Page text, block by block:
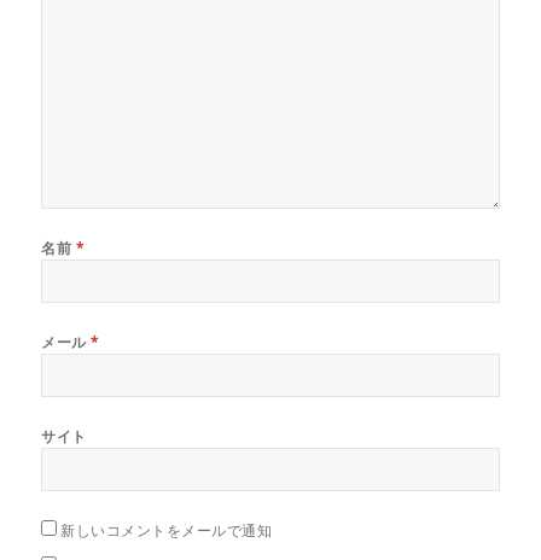
名前 *
メール*
サイト
新しいコメントをメールで通知